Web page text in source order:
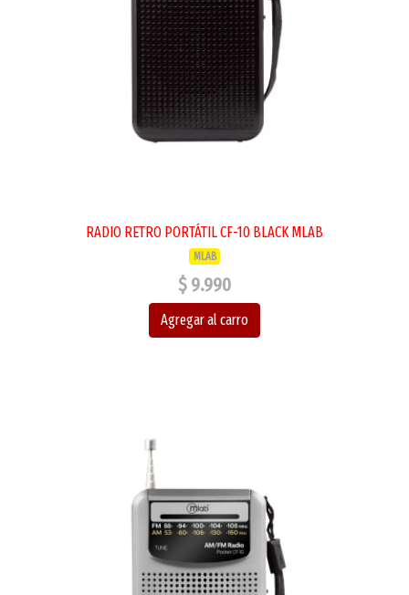
RADIO RETRO PORTÁTIL CF-10 BLACK MLAB
MLAB
$ 9.990
Agregar al carro